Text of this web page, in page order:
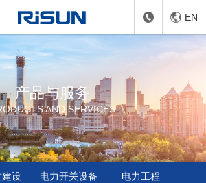
EN
产品与服务
AND SERVICES
设 电力开关设备 电力工程